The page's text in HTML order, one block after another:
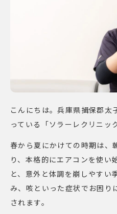
こんにちは。兵庫県揖保郡太
っている「ソラーレクリニッ
春から夏にかけての時期は、
り、本格的にエアコンを使い
と、意外と体調を崩しやすい
み、咳といった症状でお困り
されます。